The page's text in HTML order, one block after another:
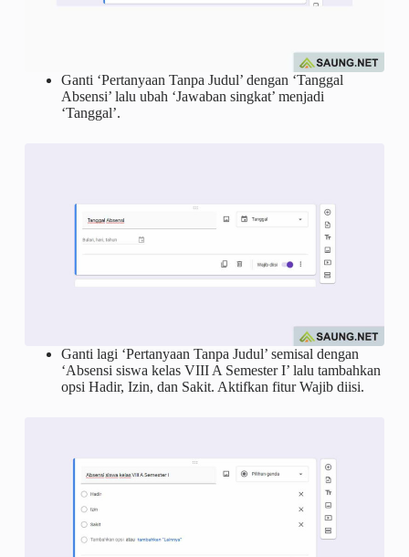
Ganti ‘Pertanyaan Tanpa Judul’ dengan ‘Tanggal
Absensi’ lalu ubah ‘Jawaban singkat’ menjadi
‘Tanggal’.
Ganti lagi ‘Pertanyaan Tanpa Judul’ semisal dengan
‘Absensi siswa kelas VIII A Semester I’ lalu tambahkan
opsi Hadir, Izin, dan Sakit. Aktifkan fitur Wajib diisi.